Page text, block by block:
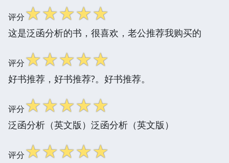
评分☆☆☆☆☆
这是泛函分析的书，很喜欢，老公推荐我购买的
评分☆☆☆☆☆
好书推荐，好书推荐?。好书推荐。
评分☆☆☆☆☆
泛函分析（英文版）泛函分析（英文版）
评分☆☆☆☆☆